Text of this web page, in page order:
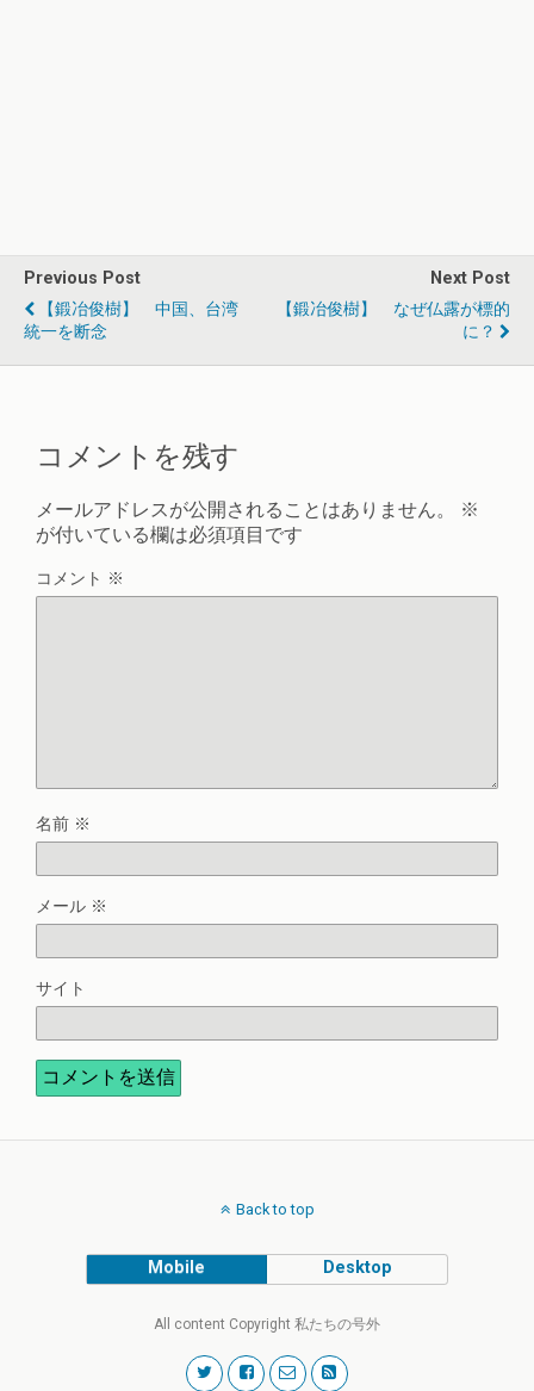
Previous Post
【鍛冶俊樹】 中国、台湾
統一を断念
Next Post
【鍛冶俊樹】 なぜ仏露が標的
に？
コメントを残す
メールアドレスが公開されることはありません。
※
が付いている欄は必須項目です
コメント ※
名前 ※
メール ※
サイト
Back to top
Mobile Desktop
All content Copyright 私たちの号外